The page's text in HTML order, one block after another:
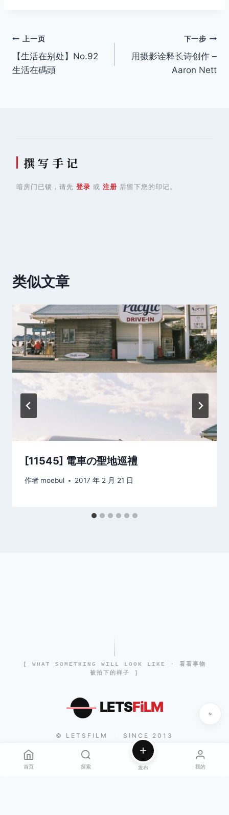
文
章
上一页
【生活在别处】No.92
生活在碼頭
下一步
用摄影诠释长诗创作 –
Aaron Nett
撰 写 手 记
暗房门已锁，请先 登录 或 注册 后留下您的印记。
类似文章
[11545] 電車の聖地巡禮
作者 moebul 2017 年 2 月 21 日
[ WHAT SOMETHING WILL LOOK LIKE · 看看事物
被拍下的样子 ]
LETSFiLM
© LETSFILM SINCE 2013
首页 探索 发布 我的